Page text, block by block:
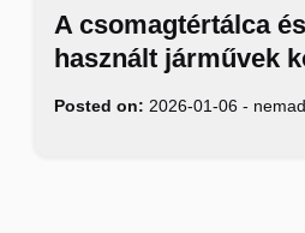
A csomagtértálca
használt járművek
Posted on: 2026-01-06 -